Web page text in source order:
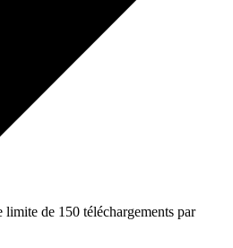
de 150 téléchargements par